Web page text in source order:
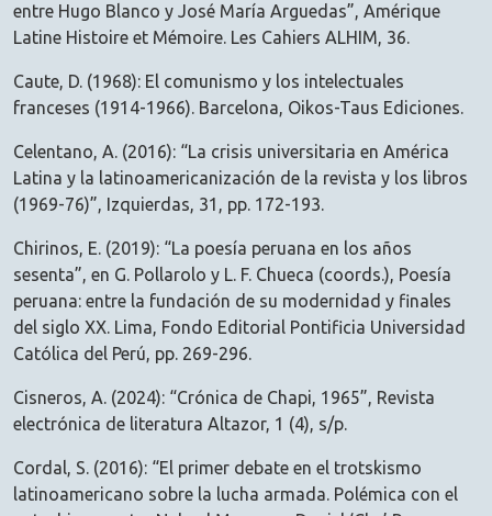
entre Hugo Blanco y José María Arguedas”, Amérique
Latine Histoire et Mémoire. Les Cahiers ALHIM, 36.
Caute, D. (1968): El comunismo y los intelectuales
franceses (1914-1966). Barcelona, Oikos-Taus Ediciones.
Celentano, A. (2016): “La crisis universitaria en América
Latina y la latinoamericanización de la revista y los libros
(1969-76)”, Izquierdas, 31, pp. 172-193.
Chirinos, E. (2019): “La poesía peruana en los años
sesenta”, en G. Pollarolo y L. F. Chueca (coords.), Poesía
peruana: entre la fundación de su modernidad y finales
del siglo XX. Lima, Fondo Editorial Pontificia Universidad
Católica del Perú, pp. 269-296.
Cisneros, A. (2024): “Crónica de Chapi, 1965”, Revista
electrónica de literatura Altazor, 1 (4), s/p.
Cordal, S. (2016): “El primer debate en el trotskismo
latinoamericano sobre la lucha armada. Polémica con el